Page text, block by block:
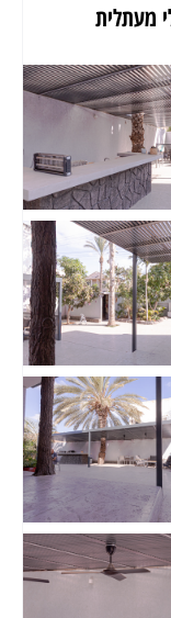
מעתלית